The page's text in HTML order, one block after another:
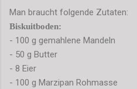
Man braucht folgende Zutaten:
Biskuitboden:
- 100 g gemahlene Mandeln
- 50 g Butter
- 8 Eier
- 100 g Marzipan Rohmasse